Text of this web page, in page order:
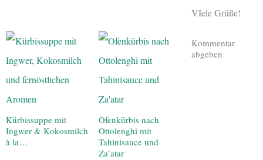
Kürbissuppe mit
Ingwer & Kokosmilch
à la…
Ofenkürbis nach
Ottolenghi mit
Tahinisauce und
Za’atar
VIele Grüße!
Kommentar
abgeben